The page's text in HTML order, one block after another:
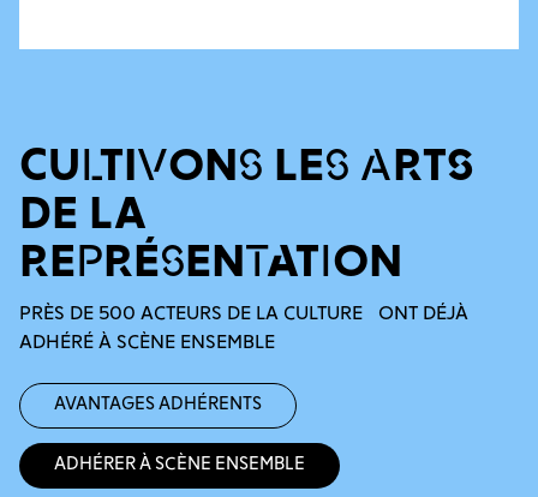
CULTIVONS LES ARTS
DE LA
REPRÉSENTATION
PRÈS DE 500 ACTEURS DE LA CULTURE ONT DÉJÀ
ADHÉRÉ À SCÈNE ENSEMBLE
Avantages adhérents
Adhérer à Scène Ensemble